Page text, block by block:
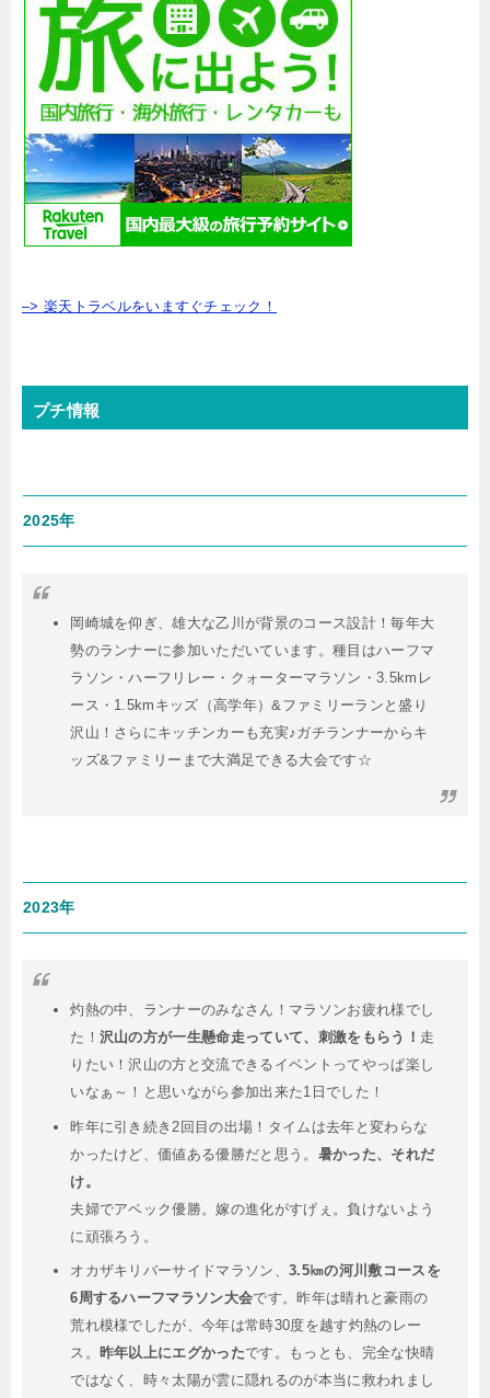
–> 楽天トラベルをいますぐチェック！
プチ情報
2025年
岡崎城を仰ぎ、雄大な乙川が背景のコース設計！毎年大
勢のランナーに参加いただいています。種目はハーフマ
ラソン・ハーフリレー・クォーターマラソン・3.5kmレ
ース・1.5kmキッズ（高学年）&ファミリーランと盛り
沢山！さらにキッチンカーも充実♪ガチランナーからキ
ッズ&ファミリーまで大満足できる大会です☆
2023年
灼熱の中、ランナーのみなさん！マラソンお疲れ様でし
た！ 沢山の方が一生懸命走っていて、刺激をもらう！ 走
りたい！沢山の方と交流できるイベントってやっぱ楽し
いなぁ～！と思いながら参加出来た1日でした！
昨年に引き続き2回目の出場！タイムは去年と変わらな
かったけど、価値ある優勝だと思う。 暑かった、それだ
け。
夫婦でアベック優勝。嫁の進化がすげぇ。負けないよう
に頑張ろう。
オカザキリバーサイドマラソン、 3.5㎞の河川敷コースを
6周するハーフマラソン大会です。昨年は晴れと豪雨の
荒れ模様でしたが、今年は常時30度を越す灼熱のレー
ス。
昨年以上にエグかったです。もっとも、完全な快晴
ではなく、時々太陽が雲に隠れるのが本当に救われまし